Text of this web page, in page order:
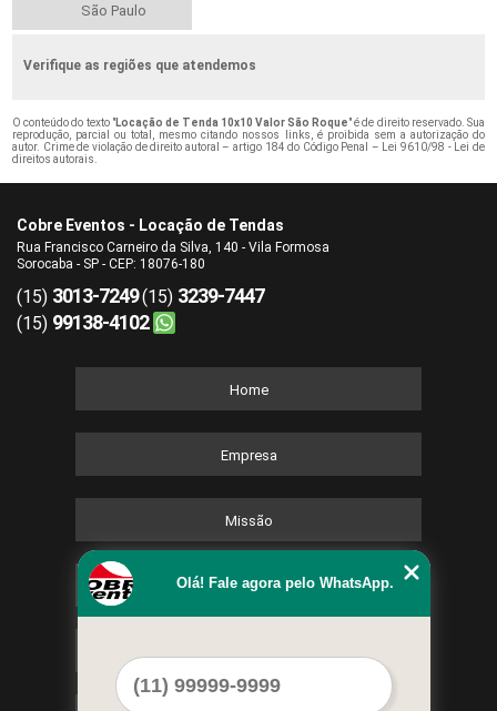
São Paulo
Verifique as regiões que atendemos
O conteúdo do texto "Locação de Tenda 10x10 Valor São Roque" é de direito reservado. Sua
reprodução, parcial ou total, mesmo citando nossos links, é proibida sem a autorização do
autor. Crime de violação de direito autoral – artigo 184 do Código Penal –
Lei 9610/98 - Lei de
direitos autorais
Cobre Eventos - Locação de Tendas
Rua Francisco Carneiro da Silva, 140 - Vila Formosa
Sorocaba - SP - CEP: 18076-180
(15) 3013-7249(15) 3239-7447
(15) 99138-4102
Home
Empresa
Missão
Serviços
Olá! Fale agora pelo WhatsApp.